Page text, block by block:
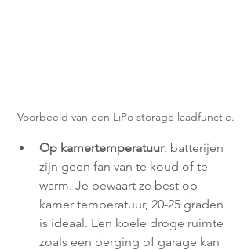
Voorbeeld van een LiPo storage laadfunctie.
Op kamertemperatuur: batterijen
zijn geen fan van te koud of te
warm. Je bewaart ze best op
kamer temperatuur, 20-25 graden
is ideaal. Een koele droge ruimte
zoals een berging of garage kan